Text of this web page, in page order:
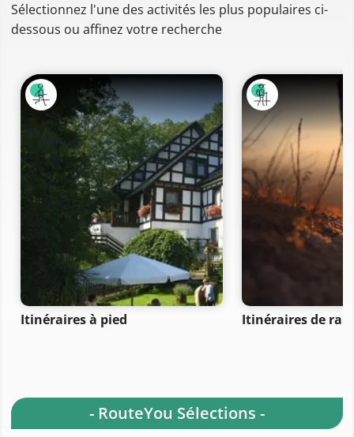
Sélectionnez l'une des activités les plus populaires ci-
dessous ou affinez votre recherche
Itinéraires à pied Itinéraires de
- RouteYou Sélections -